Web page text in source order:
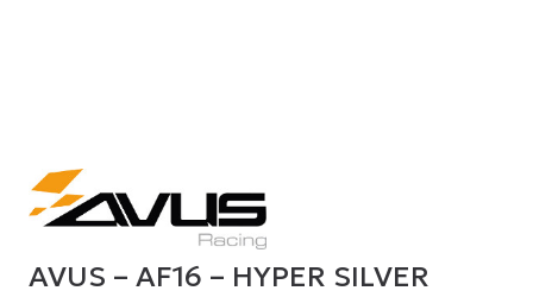
AVUS – AF16 – HYPER SILVER